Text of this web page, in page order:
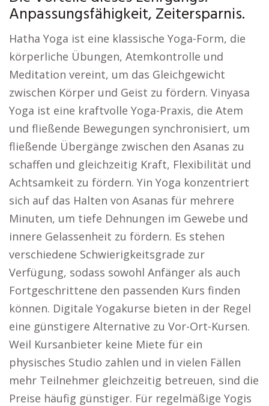
Anpassungsfähigkeit, Zeitersparnis.
Hatha Yoga ist eine klassische Yoga-Form, die
körperliche Übungen, Atemkontrolle und
Meditation vereint, um das Gleichgewicht
zwischen Körper und Geist zu fördern. Vinyasa
Yoga ist eine kraftvolle Yoga-Praxis, die Atem
und fließende Bewegungen synchronisiert, um
fließende Übergänge zwischen den Asanas zu
schaffen und gleichzeitig Kraft, Flexibilität und
Achtsamkeit zu fördern. Yin Yoga konzentriert
sich auf das Halten von Asanas für mehrere
Minuten, um tiefe Dehnungen im Gewebe und
innere Gelassenheit zu fördern. Es stehen
verschiedene Schwierigkeitsgrade zur
Verfügung, sodass sowohl Anfänger als auch
Fortgeschrittene den passenden Kurs finden
können. Digitale Yogakurse bieten in der Regel
eine günstigere Alternative zu Vor-Ort-Kursen.
Weil Kursanbieter keine Miete für ein
physisches Studio zahlen und in vielen Fällen
mehr Teilnehmer gleichzeitig betreuen, sind die
Preise häufig günstiger. Für regelmäßige Yogis